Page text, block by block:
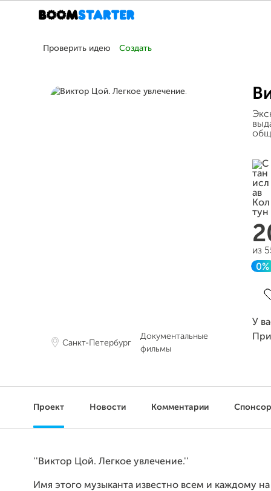
Проверить идею Создать
Санкт-Петербург
Документальные
фильмы
из
0%
У
Проект Новости Комментарии
''Виктор Цой. Легкое увлечение.''
Имя этого музыканта известно всем и каждому